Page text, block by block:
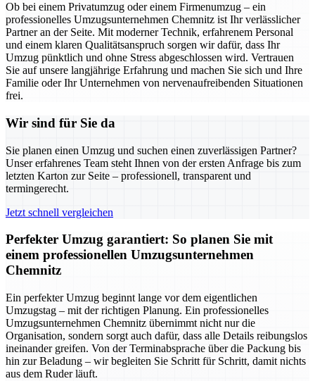
Ob bei einem Privatumzug oder einem Firmenumzug – ein
professionelles Umzugsunternehmen Chemnitz ist Ihr verlässlicher
Partner an der Seite. Mit moderner Technik, erfahrenem Personal
und einem klaren Qualitätsanspruch sorgen wir dafür, dass Ihr
Umzug pünktlich und ohne Stress abgeschlossen wird. Vertrauen
Sie auf unsere langjährige Erfahrung und machen Sie sich und Ihre
Familie oder Ihr Unternehmen von nervenaufreibenden Situationen
frei.
Wir sind für Sie da
Sie planen einen Umzug und suchen einen zuverlässigen Partner?
Unser erfahrenes Team steht Ihnen von der ersten Anfrage bis zum
letzten Karton zur Seite – professionell, transparent und
termingerecht.
Jetzt schnell vergleichen
Perfekter Umzug garantiert: So planen Sie mit
einem professionellen Umzugsunternehmen
Chemnitz
Ein perfekter Umzug beginnt lange vor dem eigentlichen
Umzugstag – mit der richtigen Planung. Ein professionelles
Umzugsunternehmen Chemnitz übernimmt nicht nur die
Organisation, sondern sorgt auch dafür, dass alle Details reibungslos
ineinander greifen. Von der Terminabsprache über die Packung bis
hin zur Beladung – wir begleiten Sie Schritt für Schritt, damit nichts
aus dem Ruder läuft.